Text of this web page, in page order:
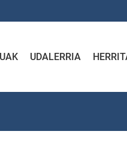
UDALERRIA